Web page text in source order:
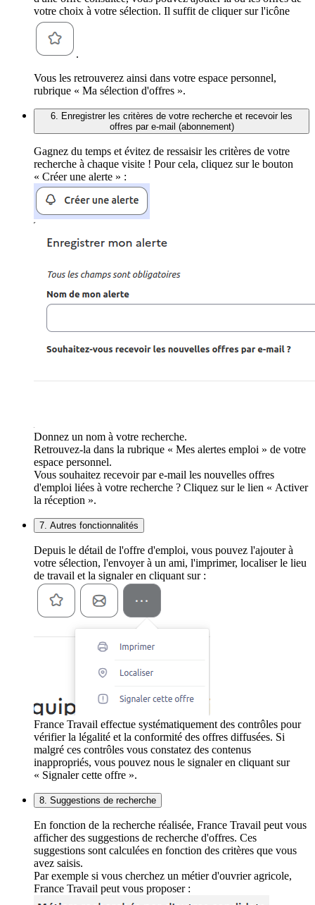
votre choix à votre sélection. Il suffit de cliquer sur l'icône
.
Vous les retrouverez ainsi dans votre espace personnel,
rubrique « Ma sélection d'offres ».
6. Enregistrer les critères de votre recherche et recevoir les
offres par e-mail (abonnement)
Gagnez du temps et évitez de ressaisir les critères de votre
recherche à chaque visite ! Pour cela, cliquez sur le bouton
« Créer une alerte » :
Donnez un nom à votre recherche.
Retrouvez-la dans la rubrique « Mes alertes emploi » de votre
espace personnel.
Vous souhaitez recevoir par e-mail les nouvelles offres
d'emploi liées à votre recherche ? Cliquez sur le lien « Activer
la réception ».
7. Autres fonctionnalités
Depuis le détail de l'offre d'emploi, vous pouvez l'ajouter à
votre sélection, l'envoyer à un ami, l'imprimer, localiser le lieu
de travail et la signaler en cliquant sur :
France Travail effectue systématiquement des contrôles pour
vérifier la légalité et la conformité des offres diffusées. Si
malgré ces contrôles vous constatez des contenus
inappropriés, vous pouvez nous le signaler en cliquant sur
« Signaler cette offre ».
8. Suggestions de recherche
En fonction de la recherche réalisée, France Travail peut vous
afficher des suggestions de recherche d'offres. Ces
suggestions sont calculées en fonction des critères que vous
avez saisis.
Par exemple si vous cherchez un métier d'ouvrier agricole,
France Travail peut vous proposer :